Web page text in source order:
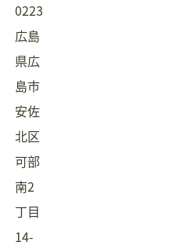
0223
広島
県広
島市
安佐
北区
可部
南2
丁目
14-